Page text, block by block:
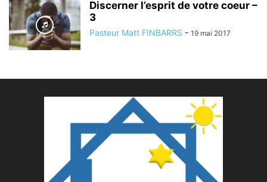
Discerner l’esprit de votre coeur –
3
Pasteur Matt FINBARRS - 19 mai 2017